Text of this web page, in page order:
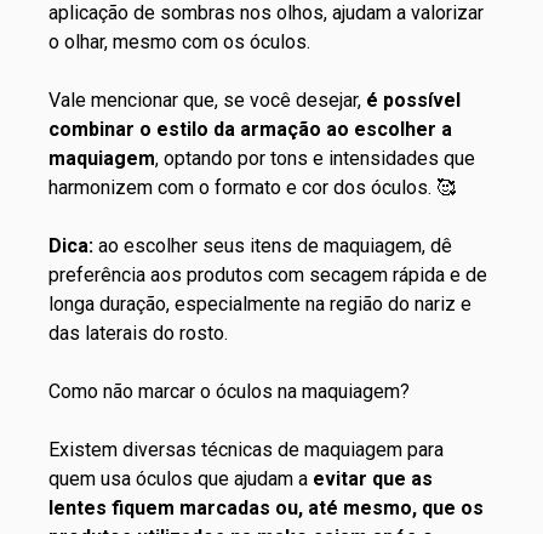
aplicação de sombras nos olhos, ajudam a valorizar
o olhar, mesmo com os óculos.
Vale mencionar que, se você desejar, é possível
combinar o estilo da armação ao escolher a
maquiagem, optando por tons e intensidades que
harmonizem com o formato e cor dos óculos. 🥰
Dica: ao escolher seus itens de maquiagem, dê
preferência aos produtos com secagem rápida e de
longa duração, especialmente na região do nariz e
das laterais do rosto.
Como não marcar o óculos na maquiagem?
Existem diversas técnicas de maquiagem para
quem usa óculos que ajudam a evitar que as
lentes fiquem marcadas ou, até mesmo, que os